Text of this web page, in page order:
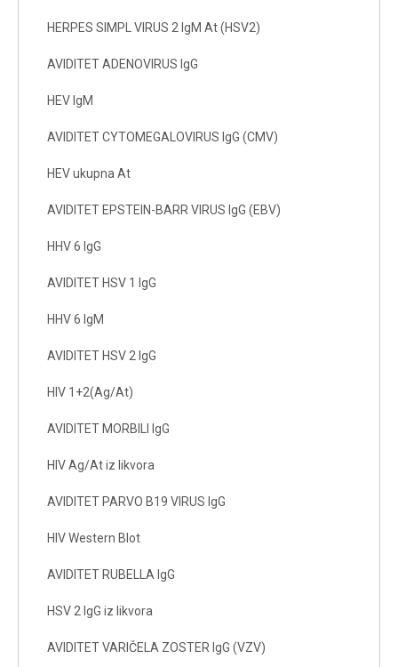
HERPES SIMPL VIRUS 2 IgM At (HSV2)
AVIDITET ADENOVIRUS IgG
HEV IgM
AVIDITET CYTOMEGALOVIRUS IgG (CMV)
HEV ukupna At
AVIDITET EPSTEIN-BARR VIRUS IgG (EBV)
HHV 6 IgG
AVIDITET HSV 1 IgG
HHV 6 IgM
AVIDITET HSV 2 IgG
HIV 1+2(Ag/At)
AVIDITET MORBILI IgG
HIV Ag/At iz likvora
AVIDITET PARVO B19 VIRUS IgG
HIV Western Blot
AVIDITET RUBELLA IgG
HSV 2 IgG iz likvora
AVIDITET VARIČELA ZOSTER IgG (VZV)